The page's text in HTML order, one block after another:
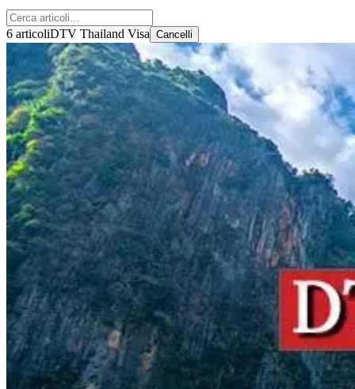
6 articoliDTV Thailand Visa Cancelli